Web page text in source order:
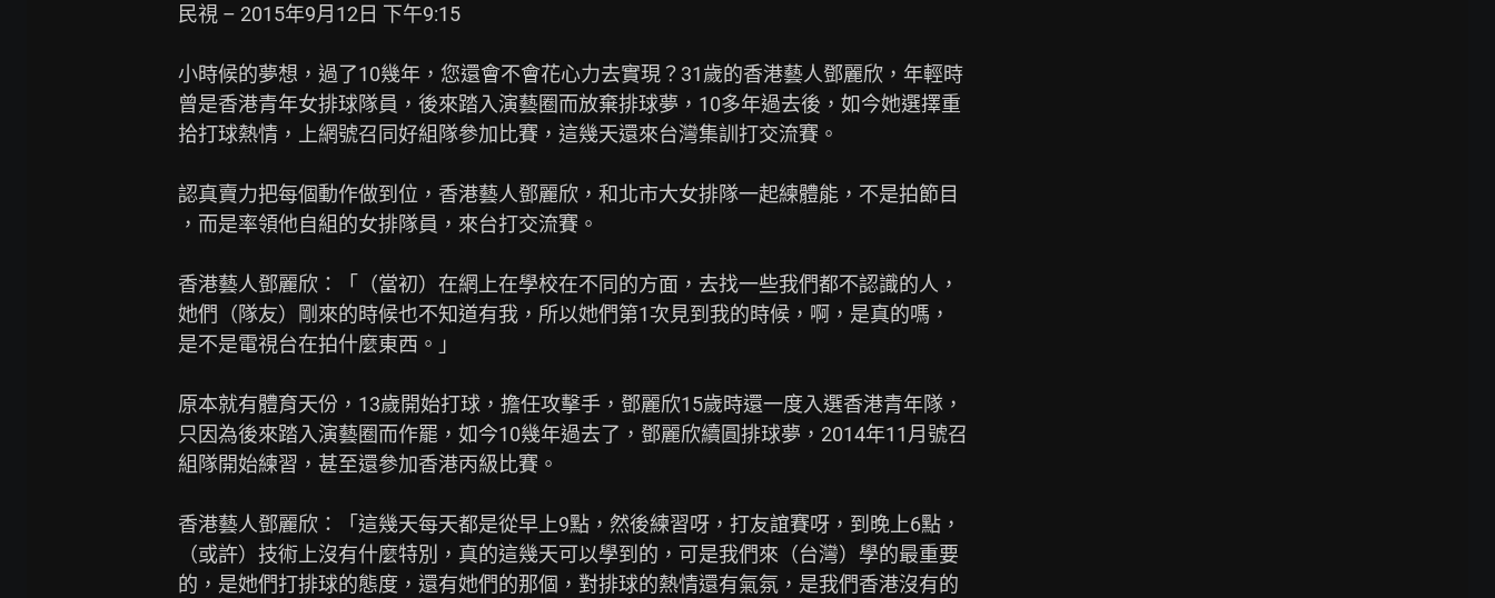
民視 – 2015年9月12日 下午9:15
小時候的夢想，過了10幾年，您還會不會花心力去實現？31歲的香港藝人鄧麗欣，年輕時
曾是香港青年女排球隊員，後來踏入演藝圈而放棄排球夢，10多年過去後，如今她選擇重
拾打球熱情，上網號召同好組隊參加比賽，這幾天還來台灣集訓打交流賽。
認真賣力把每個動作做到位，香港藝人鄧麗欣，和北市大女排隊一起練體能，不是拍節目
，而是率領他自組的女排隊員，來台打交流賽。
香港藝人鄧麗欣：「（當初）在網上在學校在不同的方面，去找一些我們都不認識的人，
她們（隊友）剛來的時候也不知道有我，所以她們第1次見到我的時候，啊，是真的嗎，
是不是電視台在拍什麼東西。」
原本就有體育天份，13歲開始打球，擔任攻擊手，鄧麗欣15歲時還一度入選香港青年隊，
只因為後來踏入演藝圈而作罷，如今10幾年過去了，鄧麗欣續圓排球夢，2014年11月號召
組隊開始練習，甚至還參加香港丙級比賽。
香港藝人鄧麗欣：「這幾天每天都是從早上9點，然後練習呀，打友誼賽呀，到晚上6點，
（或許）技術上沒有什麼特別，真的這幾天可以學到的，可是我們來（台灣）學的最重要
的，是她們打排球的態度，還有她們的那個，對排球的熱情還有氣氛，是我們香港沒有的